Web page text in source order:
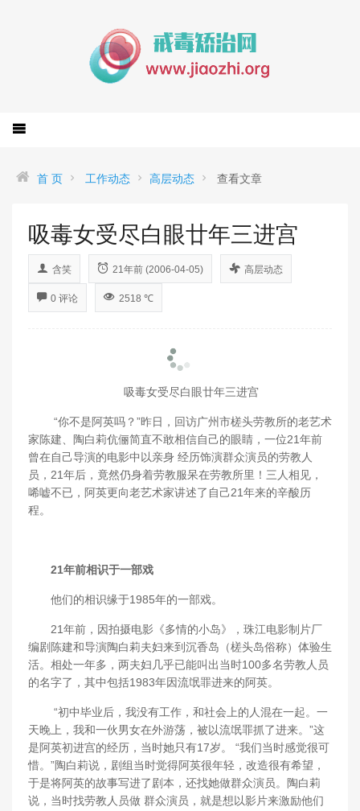
首 页 工作动态 高层动态 查看文章
吸毒女受尽白眼廿年三进宫
含笑 21年前 (2006-04-05) 高层动态
0 评论 2518 ℃
吸毒女受尽白眼廿年三进宫
“你不是阿英吗？”昨日，回访广州市槎头劳教所的老艺术
家陈建、陶白莉伉俪简直不敢相信自己的眼睛，一位21年前
曾在自己导演的电影中以亲身 经历饰演群众演员的劳教人
员，21年后，竟然仍身着劳教服呆在劳教所里！三人相见，
唏嘘不已，阿英更向老艺术家讲述了自己21年来的辛酸历
程。
21年前相识于一部戏
他们的相识缘于1985年的一部戏。
21年前，因拍摄电影《多情的小岛》，珠江电影制片厂
编剧陈建和导演陶白莉夫妇来到沉香岛（槎头岛俗称）体验生
活。相处一年多，两夫妇几乎已能叫出当时100多名劳教人员
的名字了，其中包括1983年因流氓罪进来的阿英。
“初中毕业后，我没有工作，和社会上的人混在一起。一
天晚上，我和一伙男女在外游荡，被以流氓罪抓了进来。”这
是阿英初进宫的经历，当时她只有17岁。 “我们当时感觉很可
惜。”陶白莉说，剧组当时觉得阿英很年轻，改造很有希望，
于是将阿英的故事写进了剧本，还找她做群众演员。陶白莉
说，当时找劳教人员做 群众演员，就是想以影片来激励他们